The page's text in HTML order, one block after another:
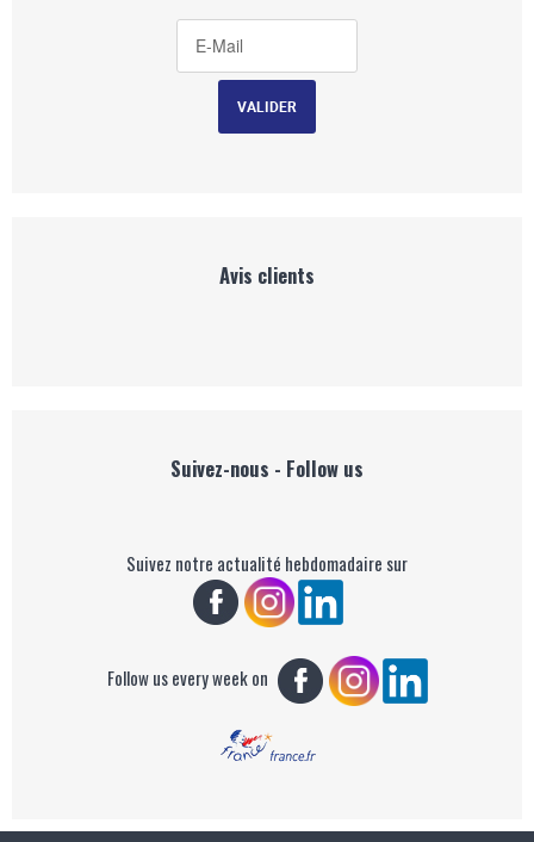
Avis clients
Suivez-nous - Follow us
Suivez notre actualité hebdomadaire sur
Follow us every week on